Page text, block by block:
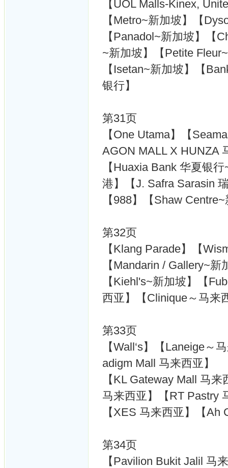
【UOL Malls-Kinex,
【Metro~新加坡】【
【Panadol~新加坡】【
~新加坡】【Petite
【Isetan~新加坡】【
银行】
第31页
【One Utama】【
AGON MALL X HUNZA
【Huaxia Bank 华夏银
港】【J. Safra Sarasin
【988】【Shaw
第32页
【Klang Parade】【
【Mandarin / Gallery~新
【Kiehl's~新加坡】【
西亚】【Clinique～马来
第33页
【Wall‘s】【Laneige～
adigm Mall 马来西亚】
【KL Gateway Mall 马
马来西亚】【RT Pastry
【XES 马来西亚】【Ah
第34页
【Pavilion Bukit Jalil 马